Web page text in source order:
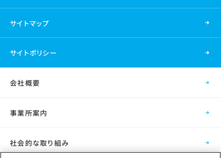
サイトマップ
サイトポリシー
会社概要
事業所案内
社会的な取り組み